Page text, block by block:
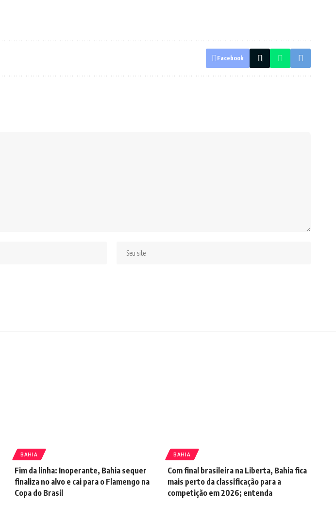
Facebook
BAHIA
Fim da linha: Inoperante, Bahia sequer
finaliza no alvo e cai para o Flamengo na
Copa do Brasil
BAHIA
Com final brasileira na Liberta, Bahia fica
mais perto da classificação para a
competição em 2026; entenda